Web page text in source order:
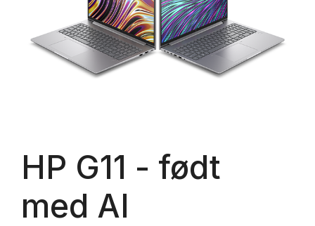
HP G11 - født
med AI